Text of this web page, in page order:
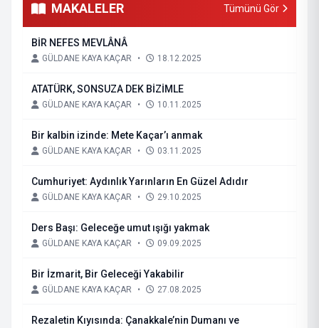
MAKALELER Tümünü Gör
BİR NEFES MEVLÂNÂ
GÜLDANE KAYA KAÇAR • 18.12.2025
ATATÜRK, SONSUZA DEK BİZİMLE
GÜLDANE KAYA KAÇAR • 10.11.2025
Bir kalbin izinde: Mete Kaçar’ı anmak
GÜLDANE KAYA KAÇAR • 03.11.2025
Cumhuriyet: Aydınlık Yarınların En Güzel Adıdır
GÜLDANE KAYA KAÇAR • 29.10.2025
Ders Başı: Geleceğe umut ışığı yakmak
GÜLDANE KAYA KAÇAR • 09.09.2025
Bir İzmarit, Bir Geleceği Yakabilir
GÜLDANE KAYA KAÇAR • 27.08.2025
Rezaletin Kıyısında: Çanakkale’nin Dumanı ve